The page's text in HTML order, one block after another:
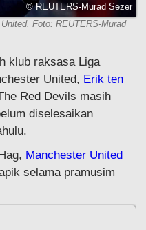
© REUTERS-Murad Sezer
Foto: REUTERS-Murad
klub raksasa Liga
United, Erik ten
Red Devils masih
diselesaikan
Manchester United
selama pramusim